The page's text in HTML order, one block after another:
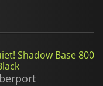
Shadow Base 800